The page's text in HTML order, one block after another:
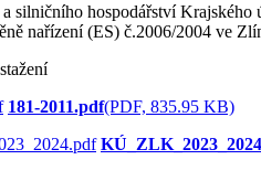
silničního hospodářství Krajského
nařízení (ES) č.2006/2004 ve
181-2011.pdf(PDF, 835.95 KB)